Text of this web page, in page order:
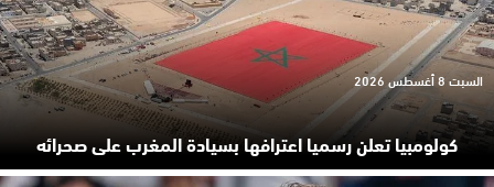
كولومبيا تعلن رسميا اعترافها بسيادة المغرب على صحرائه
السبت 8 أغسطس 2026